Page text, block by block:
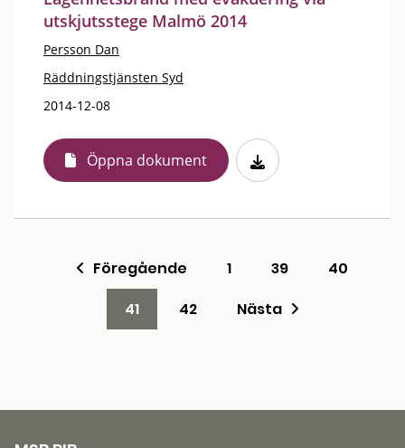
utskjutsstege Malmö 2014
Persson Dan
Räddningstjänsten Syd
2014-12-08
Öppna dokument
Föregående 1 39
40
41
42 Nästa